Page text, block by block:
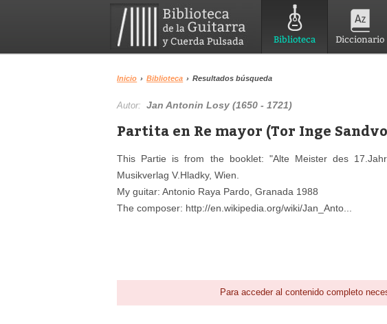
Biblioteca Diccionario
Inicio › Biblioteca › Resultados búsqueda
Autor:Jan Antonin Losy (1650 - 1721)
Partita en Re mayor (Tor Inge
This Partie is from the booklet: "Alte Meister des
Musikverlag V.Hladky, Wien.
My guitar: Antonio Raya Pardo, Granada 1988
The composer: http://en.wikipedia.org/wiki/Jan_Anto...
Para acceder al contenido completo